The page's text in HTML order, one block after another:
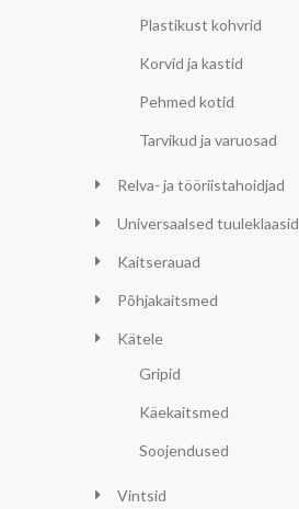
Plastikust kohvrid
Korvid ja kastid
Pehmed kotid
Tarvikud ja varuosad
Relva- ja tööriistahoidjad
Universaalsed tuuleklaasid
Kaitserauad
Põhjakaitsmed
Kätele
Gripid
Käekaitsmed
Soojendused
Vintsid